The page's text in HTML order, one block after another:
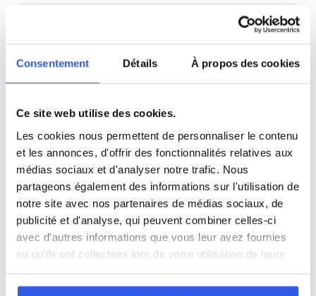
Consentement Détails À propos des cookies
Ce site web utilise des cookies.
Les cookies nous permettent de personnaliser le contenu
et les annonces, d'offrir des fonctionnalités relatives aux
médias sociaux et d'analyser notre trafic. Nous
partageons également des informations sur l'utilisation de
notre site avec nos partenaires de médias sociaux, de
publicité et d'analyse, qui peuvent combiner celles-ci
avec d'autres informations que vous leur avez fournies
ou qu'ils ont collectées lors de votre utilisation de leurs
services.
SVT
Philosophie
Histoire
Économie
Espagnol
Allemand